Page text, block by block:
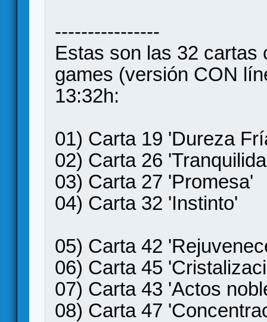
----------------
Estas son las 32 cartas
games (versión CON
13:32h:
01) Carta 19 'Dureza
02) Carta 26
03) Carta 27 'Promesa'
04) Carta 32 'Instinto'
05) Carta 42
06) Carta 45
07) Carta 43 'Actos
08) Carta 47